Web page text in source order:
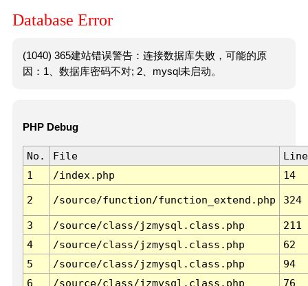
Database Error
(1040) 365建站错误警告：连接数据库失败，可能的原
因：1、数据库密码不对; 2、mysql未启动。
PHP Debug
No. File
Line
1
/index.php 14
2 /source/function/function_extend.php 324
3 /source/class/jzmysql.class.php
211
4
/source/class/jzmysql.class.php
62
5
/source/class/jzmysql.class.php
94
6
/source/class/jzmysql.class.php 76